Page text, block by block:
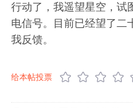
行动了，我遥望星空，试
电信号。目前已经望了二
我反馈。
给本帖投票